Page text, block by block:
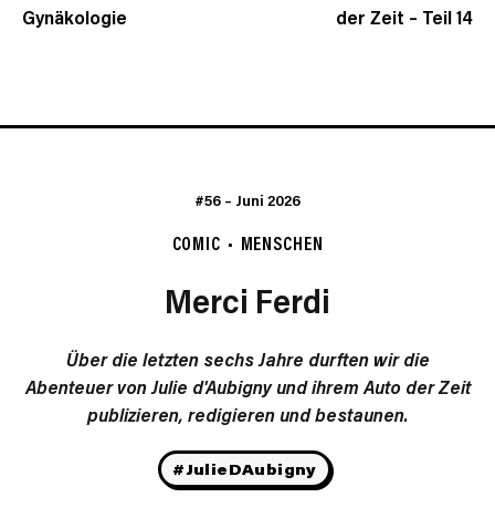
Gynäkologie
der Zeit – Teil 14
#56 – Juni 2026
COMIC MENSCHEN
Merci Ferdi
Über die letzten sechs Jahre durften wir die
Abenteuer von Julie d'Aubigny und ihrem Auto der Zeit
publizieren, redigieren und bestaunen.
#JulieDAubigny